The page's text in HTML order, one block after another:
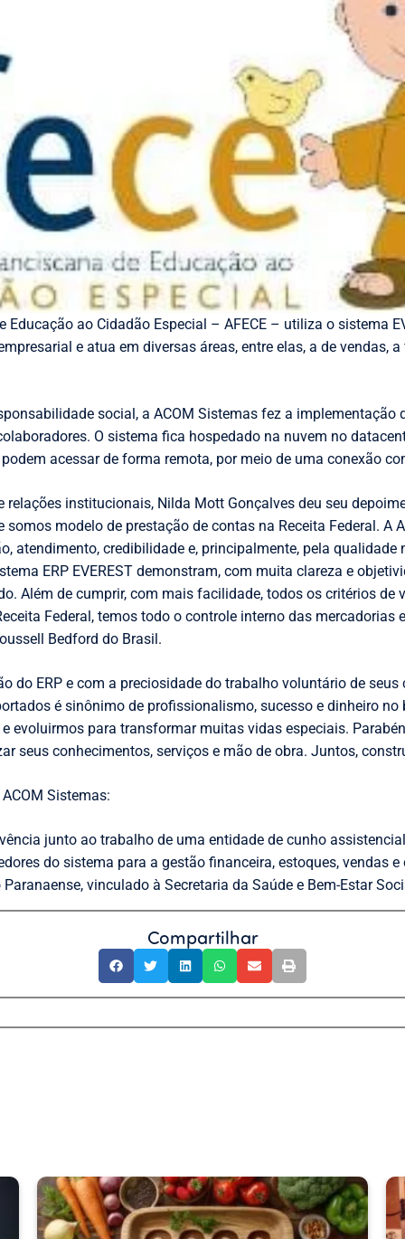
Educação ao Cidadão Especial – AFECE – utiliza o sistema
e atua em diversas áreas, entre elas, a de vendas,
social, a ACOM Sistemas fez a implementação
O sistema fica hospedado na nuvem no
acessar de forma remota, por meio de uma conexão
relações institucionais, Nilda Mott Gonçalves deu seu
modelo de prestação de contas na Receita Federal. A
atendimento, credibilidade e, principalmente, pela
ERP EVEREST demonstram, com muita clareza e
Além de cumprir, com mais facilidade, todos os critérios de
Federal, temos todo o controle interno das mercadorias
Bedford do Brasil.
do ERP e com a preciosidade do trabalho voluntário de seus
é sinônimo de profissionalismo, sucesso e dinheiro
evoluirmos para transformar muitas vidas especiais.
seus conhecimentos, serviços e mão de obra. Juntos,
Sistemas:
junto ao trabalho de uma entidade de cunho
do sistema para a gestão financeira, estoques, vendas e
vinculado à Secretaria da Saúde e Bem-Estar
Compartilhar